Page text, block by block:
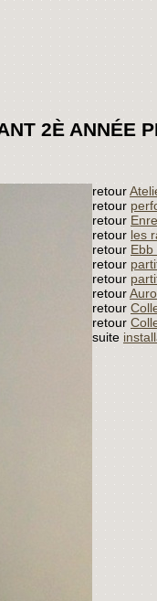
2È ANNÉE
retour
retour
retour
retour les
retour Ebb
retour
retour
retour
retour
retour
suite